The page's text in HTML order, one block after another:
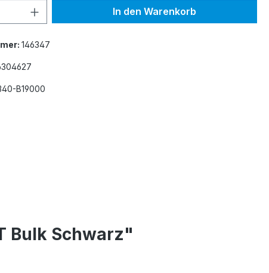
Anzahl: Gib den gewünschten Wert
In den Warenkorb
146347
B19000
Bulk Schwarz"